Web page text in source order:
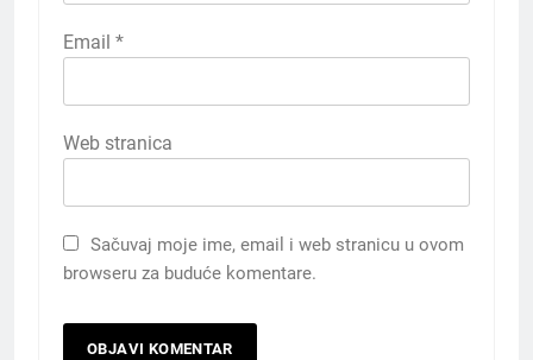
Email *
Web stranica
Sačuvaj moje ime, email i web stranicu u ovom
browseru za buduće komentare.